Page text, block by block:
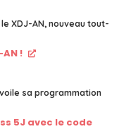
XDJ-AN, nouveau tout-
!
sa programmation
5J avec le code